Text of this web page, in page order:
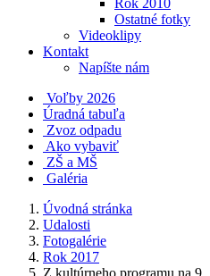
Rok 2010
Ostatné fotky
Videoklipy
Kontakt
Napíšte nám
Voľby 2026
Úradná tabuľa
Zvoz odpadu
Ako vybaviť
ZŠ a MŠ
Galéria
Úvodná stránka
Udalosti
Fotogalérie
Rok 2017
Z kultúrneho programu na 9....